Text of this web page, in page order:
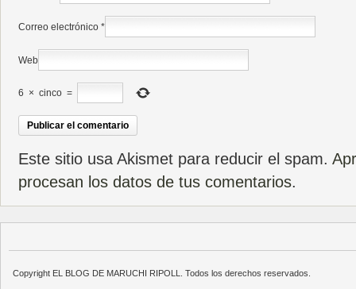
Correo electrónico *
Web
6 × cinco =
Este sitio usa Akismet para reducir el spam.
procesan los datos de tus comentarios.
Copyright EL BLOG DE MARUCHI RIPOLL. Todos los derechos reservados.